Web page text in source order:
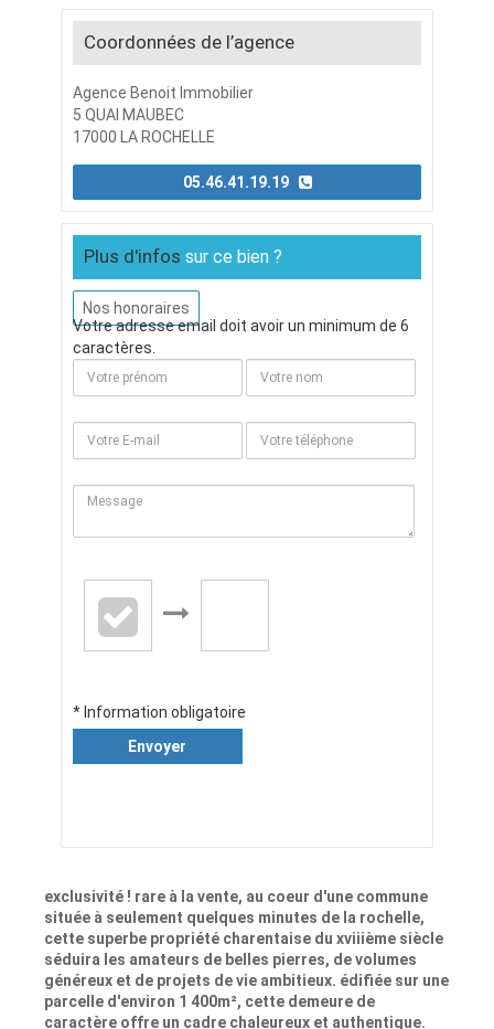
Coordonnées de l’agence
Agence Benoit Immobilier
5 QUAI MAUBEC
17000 LA ROCHELLE
Plus d'infos sur ce bien ?
Nos honoraires
Votre adresse email doit avoir un minimum de 6
caractères.
* Information obligatoire
Envoyer
exclusivité ! rare à la vente, au coeur d'une commune
située à seulement quelques minutes de la rochelle,
cette superbe propriété charentaise du xviiième siècle
séduira les amateurs de belles pierres, de volumes
généreux et de projets de vie ambitieux. édifiée sur une
parcelle d'environ 1 400m², cette demeure de
caractère offre un cadre chaleureux et authentique.